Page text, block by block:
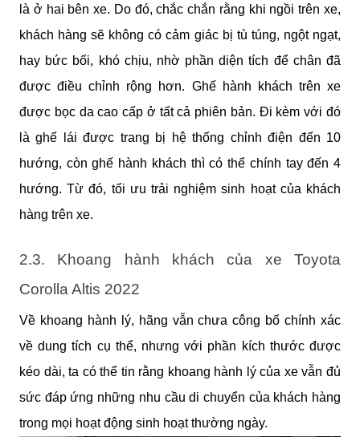
là ở hai bên xe. Do đó, chắc chắn rằng khi ngồi trên xe,
khách hàng sẽ không có cảm giác bị tù túng, ngột ngạt,
hay bức bối, khó chịu, nhờ phần diện tích để chân đã
được điều chỉnh rộng hơn. Ghế hành khách trên xe
được bọc da cao cấp ở tất cả phiên bản. Đi kèm với đó
là ghế lái được trang bị hệ thống chỉnh điện đến 10
hướng, còn ghế hành khách thì có thể chính tay đến 4
hướng. Từ đó, tối ưu trải nghiệm sinh hoạt của khách
hàng trên xe.
2.3. Khoang hành khách của xe Toyota
Corolla Altis 2022
Về khoang hành lý, hãng vẫn chưa công bố chính xác
về dung tích cụ thể, nhưng với phần kích thước được
kéo dài, ta có thể tin rằng khoang hành lý của xe vẫn đủ
sức đáp ứng những nhu cầu di chuyển của khách hàng
trong mọi hoạt động sinh hoạt thường ngày.